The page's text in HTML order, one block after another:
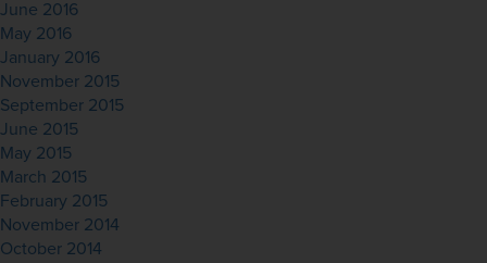
June 2016
May 2016
January 2016
November 2015
September 2015
June 2015
May 2015
March 2015
February 2015
November 2014
October 2014